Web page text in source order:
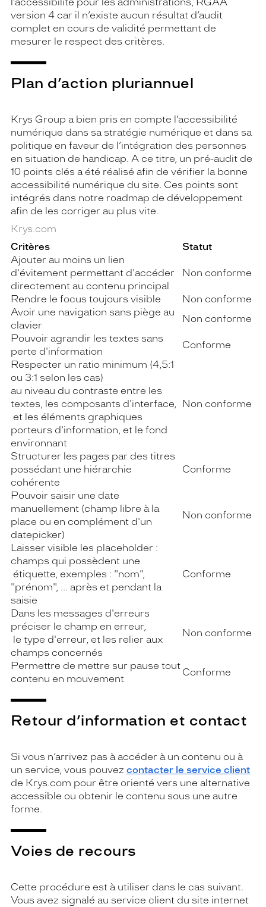
version 4 car il n’existe aucun résultat d’audit
complet en cours de validité permettant de
mesurer le respect des critères.
Plan d’action pluriannuel
Krys Group a bien pris en compte l’accessibilité
numérique dans sa stratégie numérique et dans sa
politique en faveur de l’intégration des personnes
en situation de handicap. A ce titre, un pré-audit de
10 points clés a été réalisé afin de vérifier la bonne
accessibilité numérique du site. Ces points sont
intégrés dans notre roadmap de développement
afin de les corriger au plus vite.
Krys.com
Critères
Statut
Ajouter au moins un lien
d'évitement permettant d'accéder
directement au contenu principal
Non conforme
Rendre le focus toujours visible
Non conforme
Avoir une navigation sans piège au
clavier
Non conforme
Pouvoir agrandir les textes sans
perte d'information
Conforme
Respecter un ratio minimum (4,5:1
ou 3:1 selon les cas)
au niveau du contraste entre les
textes, les composants d'interface,
et les éléments graphiques
porteurs d'information, et le fond
environnant
Non conforme
Structurer les pages par des titres
possédant une hiérarchie
cohérente
Conforme
Pouvoir saisir une date
manuellement (champ libre à la
place ou en complément d'un
datepicker)
Non conforme
Laisser visible les placeholder :
champs qui possèdent une
étiquette, exemples : "nom",
"prénom", ... après et pendant la
saisie
Conforme
Dans les messages d'erreurs
préciser le champ en erreur,
le type d'erreur, et les relier aux
champs concernés
Non conforme
Permettre de mettre sur pause tout
contenu en mouvement
Conforme
Retour d’information et contact
Si vous n’arrivez pas à accéder à un contenu ou à
un service, vous pouvez contacter le service client
de Krys.com pour être orienté vers une alternative
accessible ou obtenir le contenu sous une autre
forme.
Voies de recours
Cette procédure est à utiliser dans le cas suivant.
Vous avez signalé au service client du site internet